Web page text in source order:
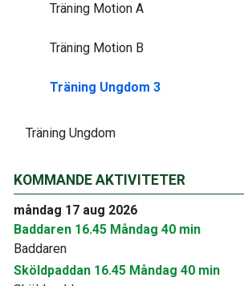
Träning Motion A
Träning Motion B
Träning Ungdom 3
Träning Ungdom
KOMMANDE AKTIVITETER
måndag 17 aug 2026
Baddaren 16.45 Måndag 40 min
Baddaren
Sköldpaddan 16.45 Måndag 40 min